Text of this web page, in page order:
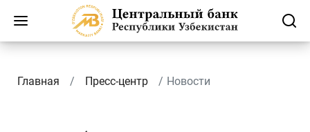
Главная Пресс-центр Новости